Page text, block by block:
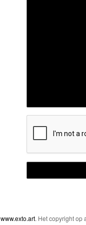
www.exto.art. Het copyright op